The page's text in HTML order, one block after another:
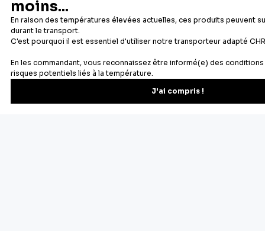
Newsletter
Recevez les recettes, astuces et offres spéciales.